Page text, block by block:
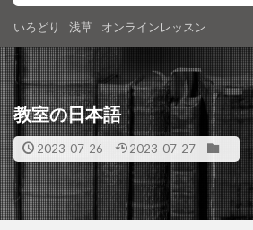
いろどり 浅草 オンラインレッスン
教室の日本語
2023-07-26 2023-07-27